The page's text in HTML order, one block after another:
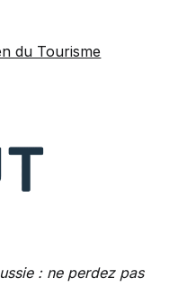
du Tourisme
: ne perdez pas